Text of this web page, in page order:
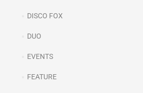
DISCO FOX
DUO
EVENTS
FEATURE